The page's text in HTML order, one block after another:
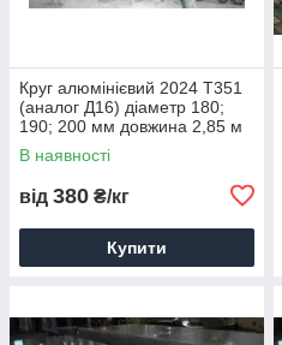
Круг алюмінієвий 2024 Т351
(аналог Д16) діаметр 180;
190; 200 мм довжина 2,85 м
доставка порізування
паковання
В наявності
від 380 ₴/кг
Купити